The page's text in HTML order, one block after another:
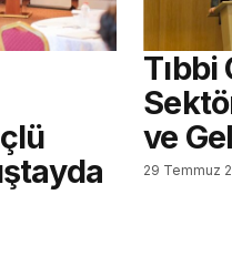
Tıbbi
ve
29 Temmuz